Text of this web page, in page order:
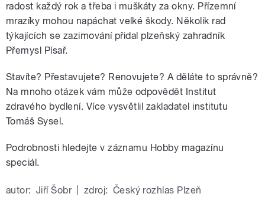
radost každý rok a třeba i muškáty za okny. Přízemní
mrazíky mohou napáchat velké škody. Několik rad
týkajících se zazimování přidal plzeňský zahradník
Přemysl Písař.
Stavíte? Přestavujete? Renovujete? A děláte to správně?
Na mnoho otázek vám může odpovědět Institut
zdravého bydlení. Více vysvětlil zakladatel institutu
Tomáš Sysel.
Podrobnosti hledejte v záznamu Hobby magazínu
speciál.
autor: Jiří Šobr zdroj: Český rozhlas Plzeň